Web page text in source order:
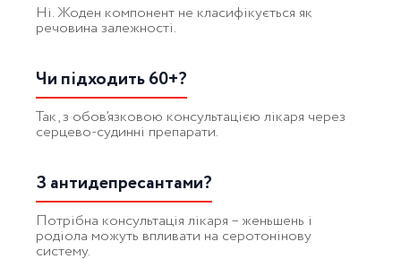
Ні. Жоден компонент не класифікується як
речовина залежності.
Чи підходить 60+?
Так, з обов’язковою консультацією лікаря через
серцево-судинні препарати.
З антидепресантами?
Потрібна консультація лікаря – женьшень і
родіола можуть впливати на серотонінову
систему.